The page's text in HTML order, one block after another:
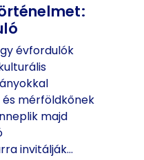
évfordulók
mérföldkőnek
majd
invitálják…